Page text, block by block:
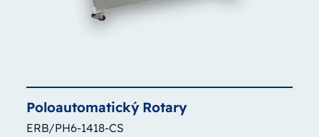
Poloautomatický Rotary
ERB/PH6-1418-CS